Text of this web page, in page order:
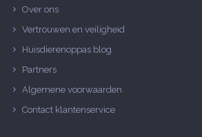
Over ons
Vertrouwen en veiligheid
Huisdierenoppas blog
Partners
Algemene voorwaarden
Contact klantenservice